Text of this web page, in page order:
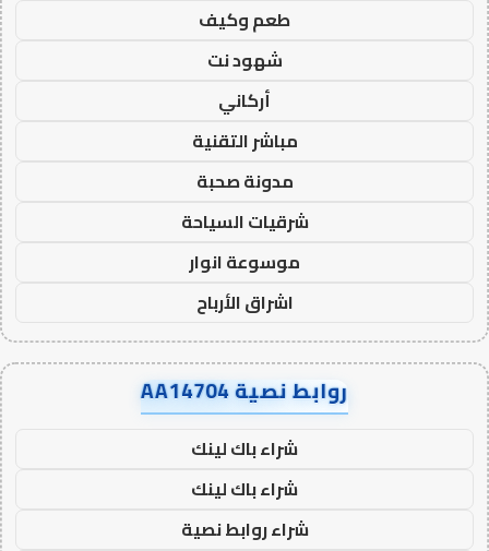
طعم وكيف
شهود نت
أركاني
مباشر التقنية
مدونة صحبة
شرقيات السياحة
موسوعة انوار
اشراق الأرباح
روابط نصية AA14704
شراء باك لينك
شراء باك لينك
شراء روابط نصية